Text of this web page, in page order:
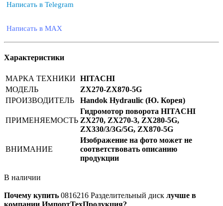
Написать в Telegram
Написать в MAX
Характеристики
МАРКА ТЕХНИКИ HITACHI
МОДЕЛЬ
ZX270-ZX870-5G
ПРОИЗВОДИТЕЛЬ
Handok Hydraulic (Ю. Корея)
ПРИМЕНЯЕМОСТЬ
Гидромотор поворота HITACHI
ZX270, ZX270-3, ZX280-5G,
ZX330/3/3G/5G, ZX870-5G
ВНИМАНИЕ
Изображение на фото может не
соответствовать описанию
продукции
В наличии
Почему купить 0816216 Разделительный диск лучше в